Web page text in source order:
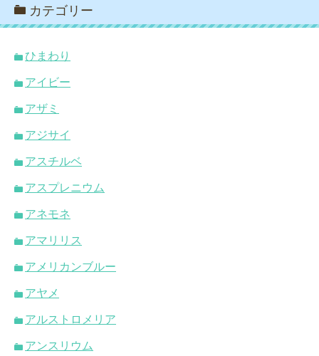
カテゴリー
ひまわり
アイビー
アザミ
アジサイ
アスチルベ
アスプレニウム
アネモネ
アマリリス
アメリカンブルー
アヤメ
アルストロメリア
アンスリウム